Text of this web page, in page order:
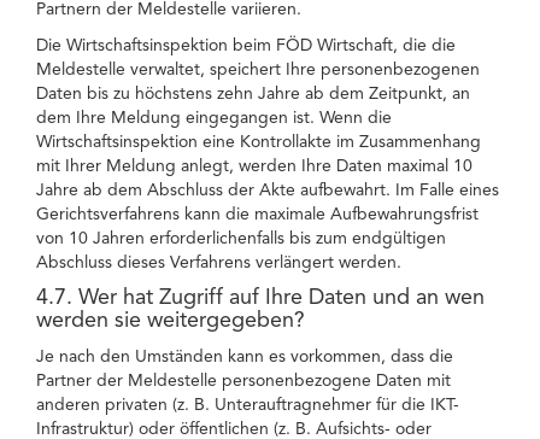
Partnern der Meldestelle variieren.
Die Wirtschaftsinspektion beim FÖD Wirtschaft, die die
Meldestelle verwaltet, speichert Ihre personenbezogenen
Daten bis zu höchstens zehn Jahre ab dem Zeitpunkt, an
dem Ihre Meldung eingegangen ist. Wenn die
Wirtschaftsinspektion eine Kontrollakte im Zusammenhang
mit Ihrer Meldung anlegt, werden Ihre Daten maximal 10
Jahre ab dem Abschluss der Akte aufbewahrt. Im Falle eines
Gerichtsverfahrens kann die maximale Aufbewahrungsfrist
von 10 Jahren erforderlichenfalls bis zum endgültigen
Abschluss dieses Verfahrens verlängert werden.
4.7. Wer hat Zugriff auf Ihre Daten und an wen
werden sie weitergegeben?
Je nach den Umständen kann es vorkommen, dass die
Partner der Meldestelle personenbezogene Daten mit
anderen privaten (z. B. Unterauftragnehmer für die IKT-
Infrastruktur) oder öffentlichen (z. B. Aufsichts- oder